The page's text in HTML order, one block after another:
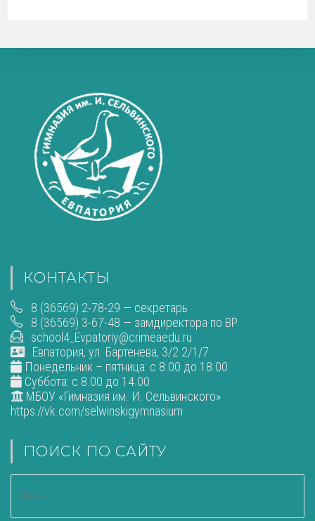
КОНТАКТЫ
8 (36569) 2-78-29 — секретарь
8 (36569) 3-67-48 — замдиректора по ВР
school4_Evpatoriy@crimeaedu.ru
Евпатория, ул. Бартенева, 3/2 2/1/7
Понедельник – пятница: с 8.00 до 18.00
Суббота: с 8.00 до 14.00
МБОУ «Гимназия им. И. Сельвинского»
https://vk.com/selwinskigymnasium
ПОИСК ПО САЙТУ